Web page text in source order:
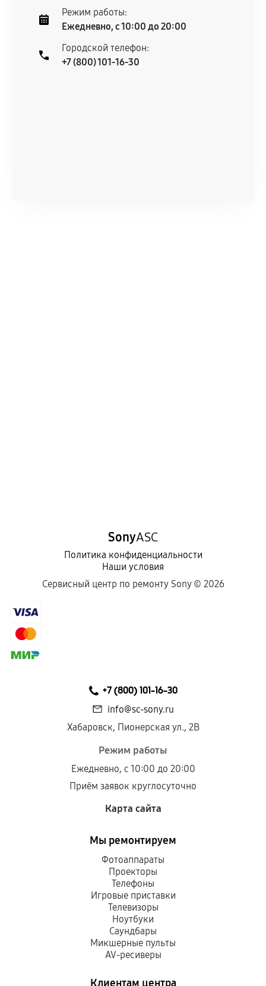
Установка была выполнена нашим сервисным
центром.
При этом гарантия на сами комплектующие
остается на стороне производителя или
Режим работы:
Ежедневно, с 10:00 до 20:00
Городской телефон:
+7 (800) 101-16-30
SonyASC
Политика конфиденциальности
Наши условия
Сервисный центр по ремонту Sony © 2026
+7 (800) 101-16-30
info@sc-sony.ru
Хабаровск, Пионерская ул., 2В
Режим работы
Ежедневно, с 10:00 до 20:00
Приём заявок круглосуточно
Карта сайта
Мы ремонтируем
Фотоаппараты
Проекторы
Телефоны
Игровые приставки
Телевизоры
Ноутбуки
Саундбары
Микшерные пульты
AV-ресиверы
Клиентам центра